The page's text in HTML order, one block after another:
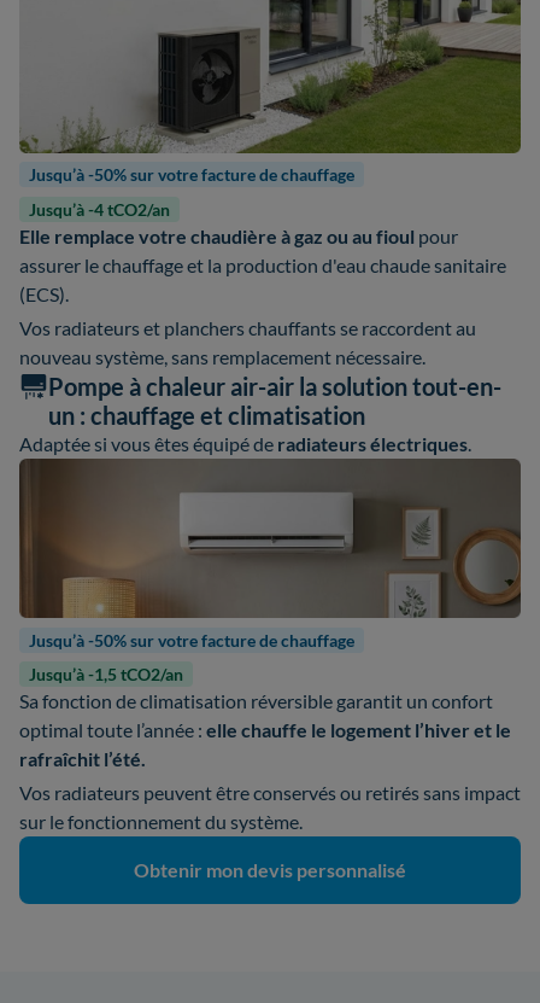
Jusqu’à -50% sur votre facture de chauffage
Jusqu’à -4 tCO2/an
Elle remplace votre chaudière à gaz ou au fioul pour
assurer le chauffage et la production d'eau chaude sanitaire
(ECS).
Vos radiateurs et planchers chauffants se raccordent au
nouveau système, sans remplacement nécessaire.
Pompe à chaleur air-air la solution tout-en-
un : chauffage et climatisation
Adaptée si vous êtes équipé de radiateurs électriques
Jusqu’à -50% sur votre facture de chauffage
Jusqu’à -1,5 tCO2/an
Sa fonction de climatisation réversible garantit un confort
optimal toute l’année : elle chauffe le logement l’hiver et le
rafraîchit l’été.
Vos radiateurs peuvent être conservés ou retirés sans impact
sur le fonctionnement du système.
Obtenir mon devis personnalisé